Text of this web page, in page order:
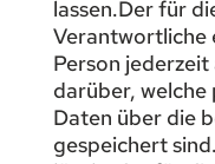
lassen.Der für
Person
darüber,
Daten über die
gespeichert